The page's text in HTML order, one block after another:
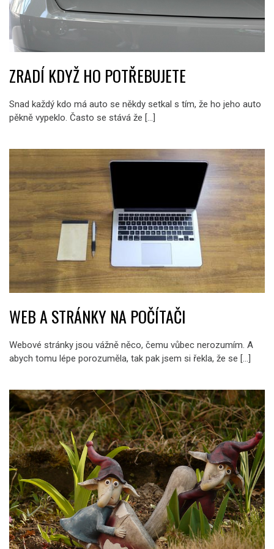
ZRADÍ KDYŽ HO POTŘEBUJETE
Snad každý kdo má auto se někdy setkal s tím, že ho jeho auto
pěkně vypeklo. Často se stává že […]
WEB A STRÁNKY NA POČÍTAČI
Webové stránky jsou vážně něco, čemu vůbec nerozumím. A
abych tomu lépe porozuměla, tak pak jsem si řekla, že se […]